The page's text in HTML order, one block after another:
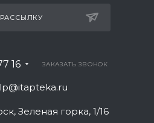
16 ЗАКАЗАТЬ ЗВОНОК
Зеленая горка, 1/16